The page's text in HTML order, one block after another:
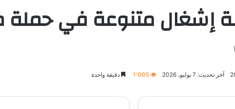
195 حالة إشغال متنوعة في
آخر تحديث: 7 يوليو، 2026 1٬005 دقيقة واحدة